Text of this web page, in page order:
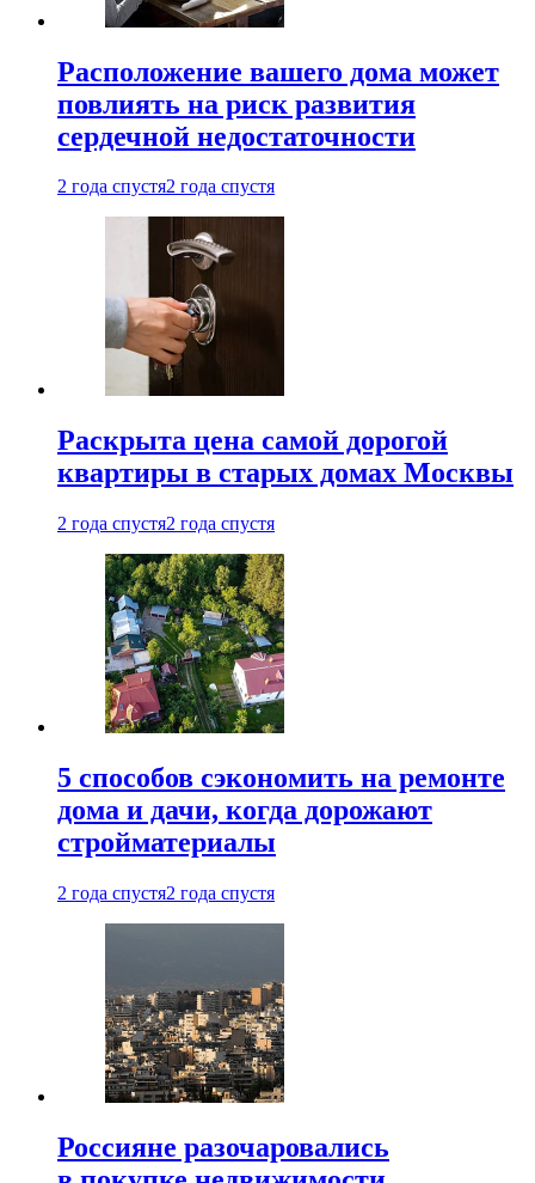
Расположение вашего дома может
повлиять на риск развития
сердечной недостаточности
2 года спустя2 года спустя
Раскрыта цена самой дорогой
квартиры в старых домах Москвы
2 года спустя2 года спустя
5 способов сэкономить на ремонте
дома и дачи, когда дорожают
стройматериалы
2 года спустя2 года спустя
Россияне разочаровались